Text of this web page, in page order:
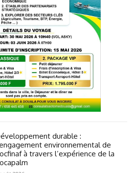
durable :
environnemental de
à travers l’expérience de la